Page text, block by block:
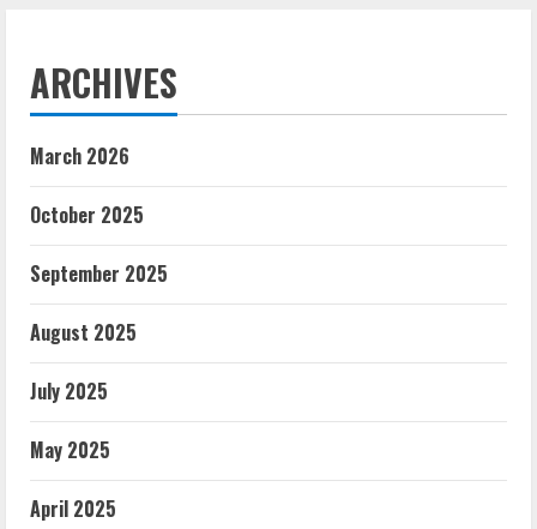
ARCHIVES
March 2026
October 2025
September 2025
August 2025
July 2025
May 2025
April 2025